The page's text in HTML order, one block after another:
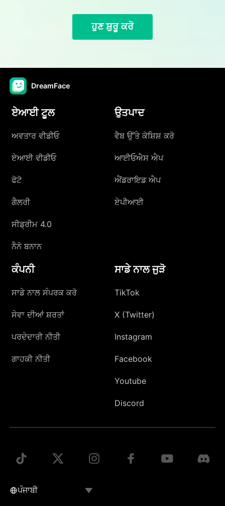
ਹੁਣ ਸ਼ੁਰੂ ਕਰੋ
DreamFace
ਏਆਈ ਟੂਲ
ਅਵਤਾਰ ਵੀਡੀਓ
ਏਆਈ ਵੀਡੀਓ
ਫੋਟੋ
ਗੈਲਰੀ
ਸੀਡ੍ਰੀਮ 4.0
ਨੈਨੋ ਬਨਾਨ
ਉਤਪਾਦ
ਵੈਬ ਉੱਤੇ ਕੋਸ਼ਿਸ਼ ਕਰੋ
ਆਈਓਐਸ ਐਪ
ਐਂਡਰਾਇਡ ਐਪ
ਏਪੀਆਈ
ਕੰਪਨੀ
ਸਾਡੇ ਨਾਲ ਸੰਪਰਕ ਕਰੋ
ਸੇਵਾ ਦੀਆਂ ਸ਼ਰਤਾਂ
ਪਰਦੇਦਾਰੀ ਨੀਤੀ
ਗਾਹਕੀ ਨੀਤੀ
ਸਾਡੇ ਨਾਲ ਜੁੜੋ
TikTok
X (Twitter)
Instagram
Facebook
Youtube
Discord